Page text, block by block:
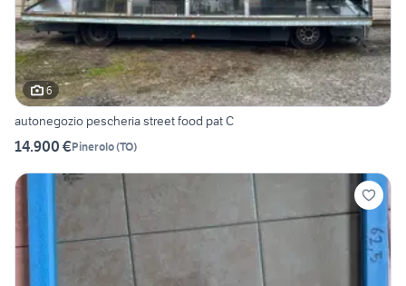
6
autonegozio pescheria street food pat C
14.900 €Pinerolo(TO)